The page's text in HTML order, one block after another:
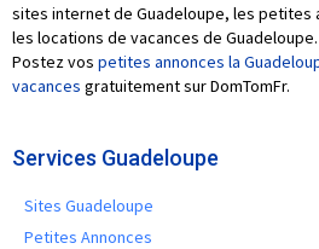
sites internet de Guadeloupe, les petites
les locations de vacances de Guadeloupe.
Postez vos petites annonces la
vacances gratuitement sur DomTomFr.
Services Guadeloupe
Sites Guadeloupe
Petites Annonces